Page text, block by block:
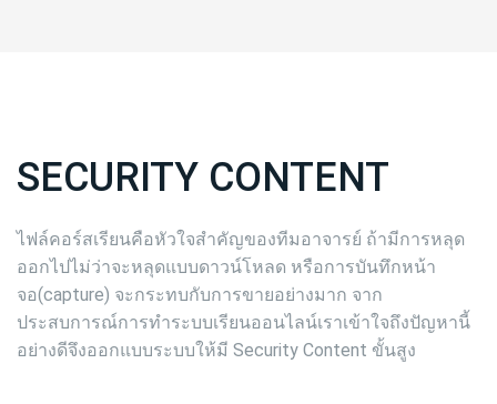
SECURITY CONTENT
ไฟล์คอร์สเรียนคือหัวใจสำคัญของทีมอาจารย์ ถ้ามีการหลุด
ออกไปไม่ว่าจะหลุดแบบดาวน์โหลด หรือการบันทึกหน้า
จอ(capture) จะกระทบกับการขายอย่างมาก จาก
ประสบการณ์การทำระบบเรียนออนไลน์เราเข้าใจถึงปัญหานี้
อย่างดีจึงออกแบบระบบให้มี Security Content ขั้นสูง